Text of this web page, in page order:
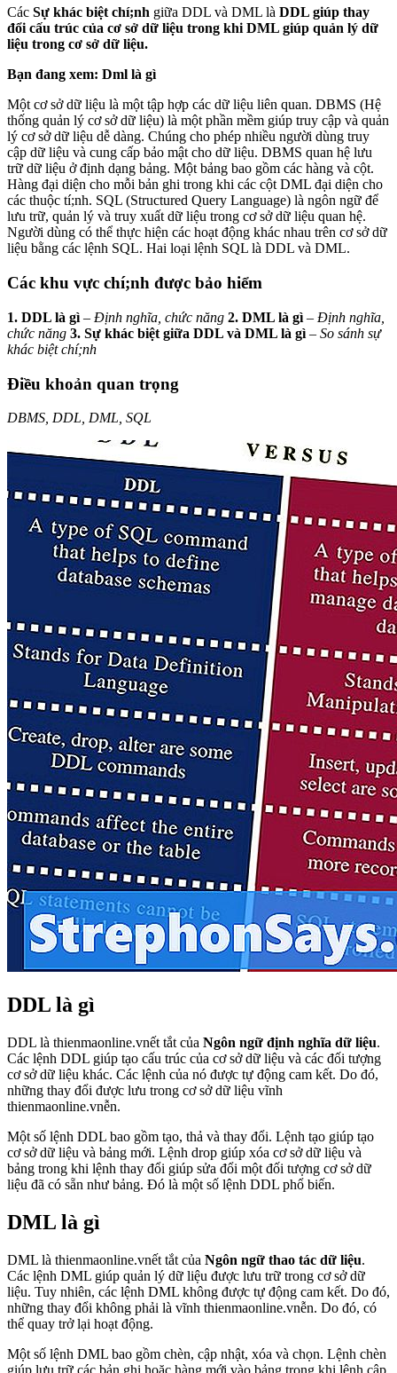
Các Sự khác biệt chí;nh giữa DDL và DML là DDL giúp thay
đổi cấu trúc của cơ sở dữ liệu trong khi DML giúp quản lý dữ
liệu trong cơ sở dữ liệu.
Bạn đang xem: Dml là gì
Một cơ sở dữ liệu là một tập hợp các dữ liệu liên quan. DBMS (Hệ
thống quản lý cơ sở dữ liệu) là một phần mềm giúp truy cập và quản
lý cơ sở dữ liệu dễ dàng. Chúng cho phép nhiều người dùng truy
cập dữ liệu và cung cấp bảo mật cho dữ liệu. DBMS quan hệ lưu
trữ dữ liệu ở định dạng bảng. Một bảng bao gồm các hàng và cột.
Hàng đại diện cho mỗi bản ghi trong khi các cột DML đại diện cho
các thuộc tí;nh. SQL (Structured Query Language) là ngôn ngữ để
lưu trữ, quản lý và truy xuất dữ liệu trong cơ sở dữ liệu quan hệ.
Người dùng có thể thực hiện các hoạt động khác nhau trên cơ sở dữ
liệu bằng các lệnh SQL. Hai loại lệnh SQL là DDL và DML.
Các khu vực chí;nh được bảo hiểm
1. DDL là gì – Định nghĩa, chức năng 2. DML là gì – Định nghĩa,
chức năng 3. Sự khác biệt giữa DDL và DML là gì – So sánh sự
khác biệt chí;nh
Điều khoản quan trọng
DBMS, DDL, DML, SQL
DDL là gì
DDL là thienmaonline.vnết tắt của Ngôn ngữ định nghĩa dữ liệu.
Các lệnh DDL giúp tạo cấu trúc của cơ sở dữ liệu và các đối tượng
cơ sở dữ liệu khác. Các lệnh của nó được tự động cam kết. Do đó,
những thay đổi được lưu trong cơ sở dữ liệu vĩnh
thienmaonline.vnễn.
Một số lệnh DDL bao gồm tạo, thả và thay đổi. Lệnh tạo giúp tạo
cơ sở dữ liệu và bảng mới. Lệnh drop giúp xóa cơ sở dữ liệu và
bảng trong khi lệnh thay đổi giúp sửa đổi một đối tượng cơ sở dữ
liệu đã có sẵn như bảng. Đó là một số lệnh DDL phổ biến.
DML là gì
DML là thienmaonline.vnết tắt của Ngôn ngữ thao tác dữ liệu.
Các lệnh DML giúp quản lý dữ liệu được lưu trữ trong cơ sở dữ
liệu. Tuy nhiên, các lệnh DML không được tự động cam kết. Do đó,
những thay đổi không phải là vĩnh thienmaonline.vnễn. Do đó, có
thể quay trở lại hoạt động.
Một số lệnh DML bao gồm chèn, cập nhật, xóa và chọn. Lệnh chèn
giúp lưu trữ các bản ghi hoặc hàng mới vào bảng trong khi lệnh cập